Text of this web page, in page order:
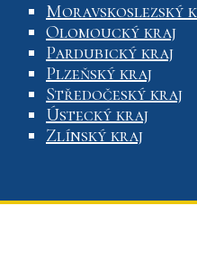
Moravskoslezský
Olomoucký kraj
Pardubický kraj
Plzeňský kraj
Středočeský kraj
Ústecký kraj
Zlínský kraj